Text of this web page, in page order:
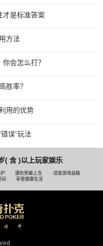
才是标准答案
方法
会怎么打？
胜率？
用的优势
误”玩法
( 含 )以上玩家娱乐
谨防受骗上当
适度游戏益脑
间 享受健康生活